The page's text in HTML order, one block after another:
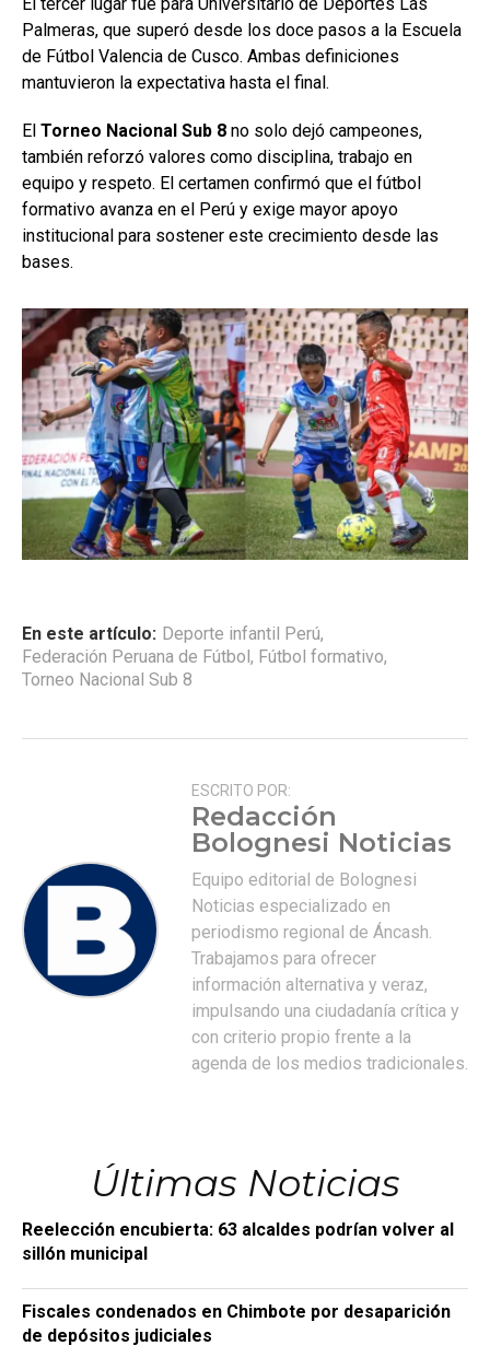
Palmeras, que superó desde los doce pasos a la Escuela
de Fútbol Valencia de Cusco. Ambas definiciones
mantuvieron la expectativa hasta el final.
El Torneo Nacional Sub 8 no solo dejó campeones,
también reforzó valores como disciplina, trabajo en
equipo y respeto. El certamen confirmó que el fútbol
formativo avanza en el Perú y exige mayor apoyo
institucional para sostener este crecimiento desde las
bases.
En este artículo: Deporte infantil Perú,
Federación Peruana de Fútbol, Fútbol formativo,
Torneo Nacional Sub 8
ESCRITO POR:
Redacción
Bolognesi Noticias
Equipo editorial de Bolognesi
Noticias especializado en
periodismo regional de Áncash.
Trabajamos para ofrecer
información alternativa y veraz,
impulsando una ciudadanía crítica y
con criterio propio frente a la
agenda de los medios tradicionales.
Últimas Noticias
Reelección encubierta: 63 alcaldes podrían volver al
sillón municipal
Fiscales condenados en Chimbote por desaparición
de depósitos judiciales